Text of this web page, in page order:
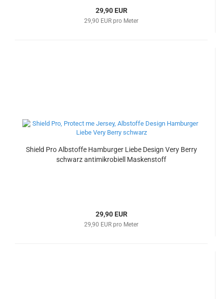
29,90 EUR
29,90 EUR pro Meter
Shield Pro Albstoffe Hamburger Liebe Design Very Berry
schwarz antimikrobiell Maskenstoff
29,90 EUR
29,90 EUR pro Meter